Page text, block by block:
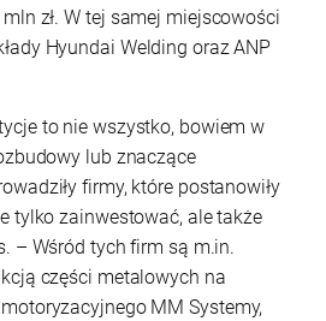
zł. W tej samej miejscowości
Hyundai Welding oraz ANP
to nie wszystko, bowiem w
lub znaczące
firmy, które postanowiły
tylko zainwestować, ale także
– Wśród tych firm są m.in.
części metalowych na
MM Systemy,